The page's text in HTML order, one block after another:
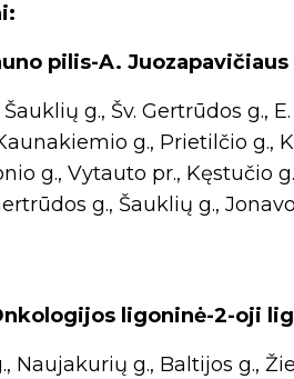
pilis-A. Juozapavičiaus
g., Šv. Gertrūdos g.,
g., Prietilčio g.,
g., Vytauto pr., Kęstučio
g., Šauklių g.,
ligoninė-2-oji
Naujakurių g., Baltijos g.,